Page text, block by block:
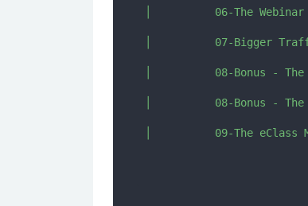
│          06-The Webinar
│          07-Bigger
│          08-Bonus - The
│          08-Bonus -
│          09-The eClass